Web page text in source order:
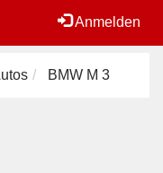
Anmelden
BMW M 3